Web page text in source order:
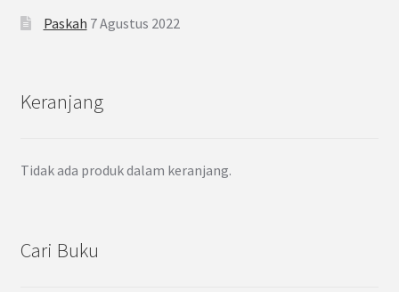
Paskah 7 Agustus 2022
Keranjang
Tidak ada produk dalam keranjang.
Cari Buku